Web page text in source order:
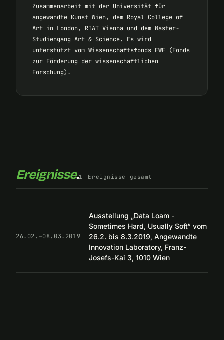
Zusammenarbeit mit der Universität für
angewandte Kunst Wien, dem Royal College of
Art in London, RIAT Vienna und dem Master-
Studiengang Art & Science. Es wird
unterstützt vom Wissenschaftsfonds FWF (Fonds
zur Förderung der wissenschaftlichen
Forschung).
Ereignisse.1 Ereignisse gesamt
26.02.–08.03.2019
Ausstellung „Data Loam -
Sometimes Hard, Usually Soft“ vom
26.2. bis 8.3.2019, Angewandte
Innovation Laboratory, Franz-
Josefs-Kai 3, 1010 Wien